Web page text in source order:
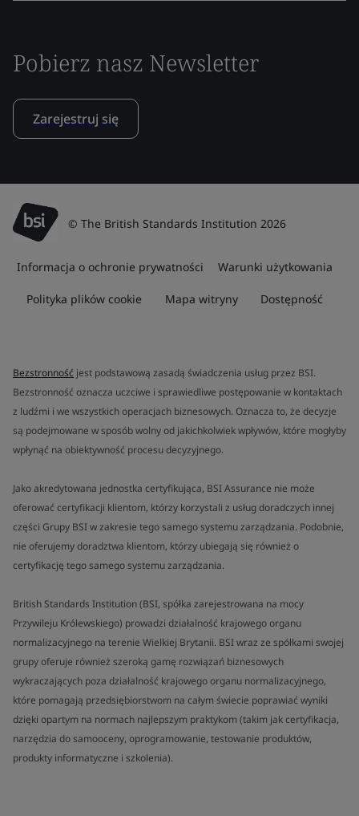
Pobierz nasz Newsletter
Zarejestruj się
© The British Standards Institution 2026
Informacja o ochronie prywatności Warunki użytkowania
Polityka plików cookie Mapa witryny Dostępność
Bezstronność jest podstawową zasadą świadczenia usług przez BSI.
Bezstronność oznacza uczciwe i sprawiedliwe postępowanie w kontaktach
z ludźmi i we wszystkich operacjach biznesowych. Oznacza to, że decyzje
są podejmowane w sposób wolny od jakichkolwiek wpływów, które mogłyby
wpłynąć na obiektywność procesu decyzyjnego.
Jako akredytowana jednostka certyfikująca, BSI Assurance nie może
oferować certyfikacji klientom, którzy korzystali z usług doradczych innej
części Grupy BSI w zakresie tego samego systemu zarządzania. Podobnie,
nie oferujemy doradztwa klientom, którzy ubiegają się również o
certyfikację tego samego systemu zarządzania.
British Standards Institution (BSI, spółka zarejestrowana na mocy
Przywileju Królewskiego) prowadzi działalność krajowego organu
normalizacyjnego na terenie Wielkiej Brytanii. BSI wraz ze spółkami swojej
grupy oferuje również szeroką gamę rozwiązań biznesowych
wykraczających poza działalność krajowego organu normalizacyjnego,
które pomagają przedsiębiorstwom na całym świecie poprawiać wyniki
dzięki opartym na normach najlepszym praktykom (takim jak certyfikacja,
narzędzia do samooceny, oprogramowanie, testowanie produktów,
produkty informatyczne i szkolenia).